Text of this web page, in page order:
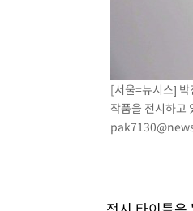
[서울=뉴시스]
작품을 전시하고